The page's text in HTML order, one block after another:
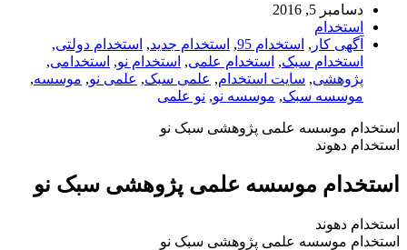
دسامبر 5, 2016
استخدام
آگهی کار , استخدام 95 , استخدام جدید, استخدام دولتی,
استخدام سبک, استخدام علمی, استخدام نو, استخدامی,
پژوهشی, سایت استخدام, علمی سبک, علمی نو, موسسه,
موسسه سبک, موسسه نو, نو علمی
استخدام موسسه علمی پژوهشی سبک نو
استخدام دهوند
استخدام موسسه علمی پژوهشی سبک نو
استخدام دهوند
استخدام موسسه علمی پژوهشی سبک نو